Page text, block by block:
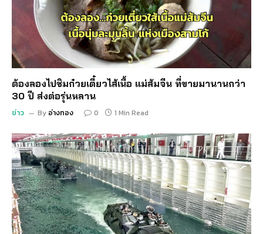
ต้องลองไปชิมก๋วยเตี๋ยวไส้เนื้อ แม่ส้มจีน ที่ขายมานานกว่า
30 ปี ส่งต่อรุ่นหลาน
ข่าว By อ่างทอง 0 1 Min Read